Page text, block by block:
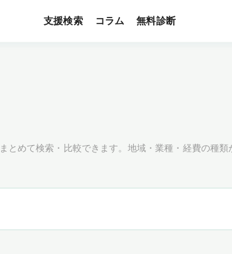
支援検索 コラム 無料診断
めて検索・比較できます。地域・業種・経費の種類